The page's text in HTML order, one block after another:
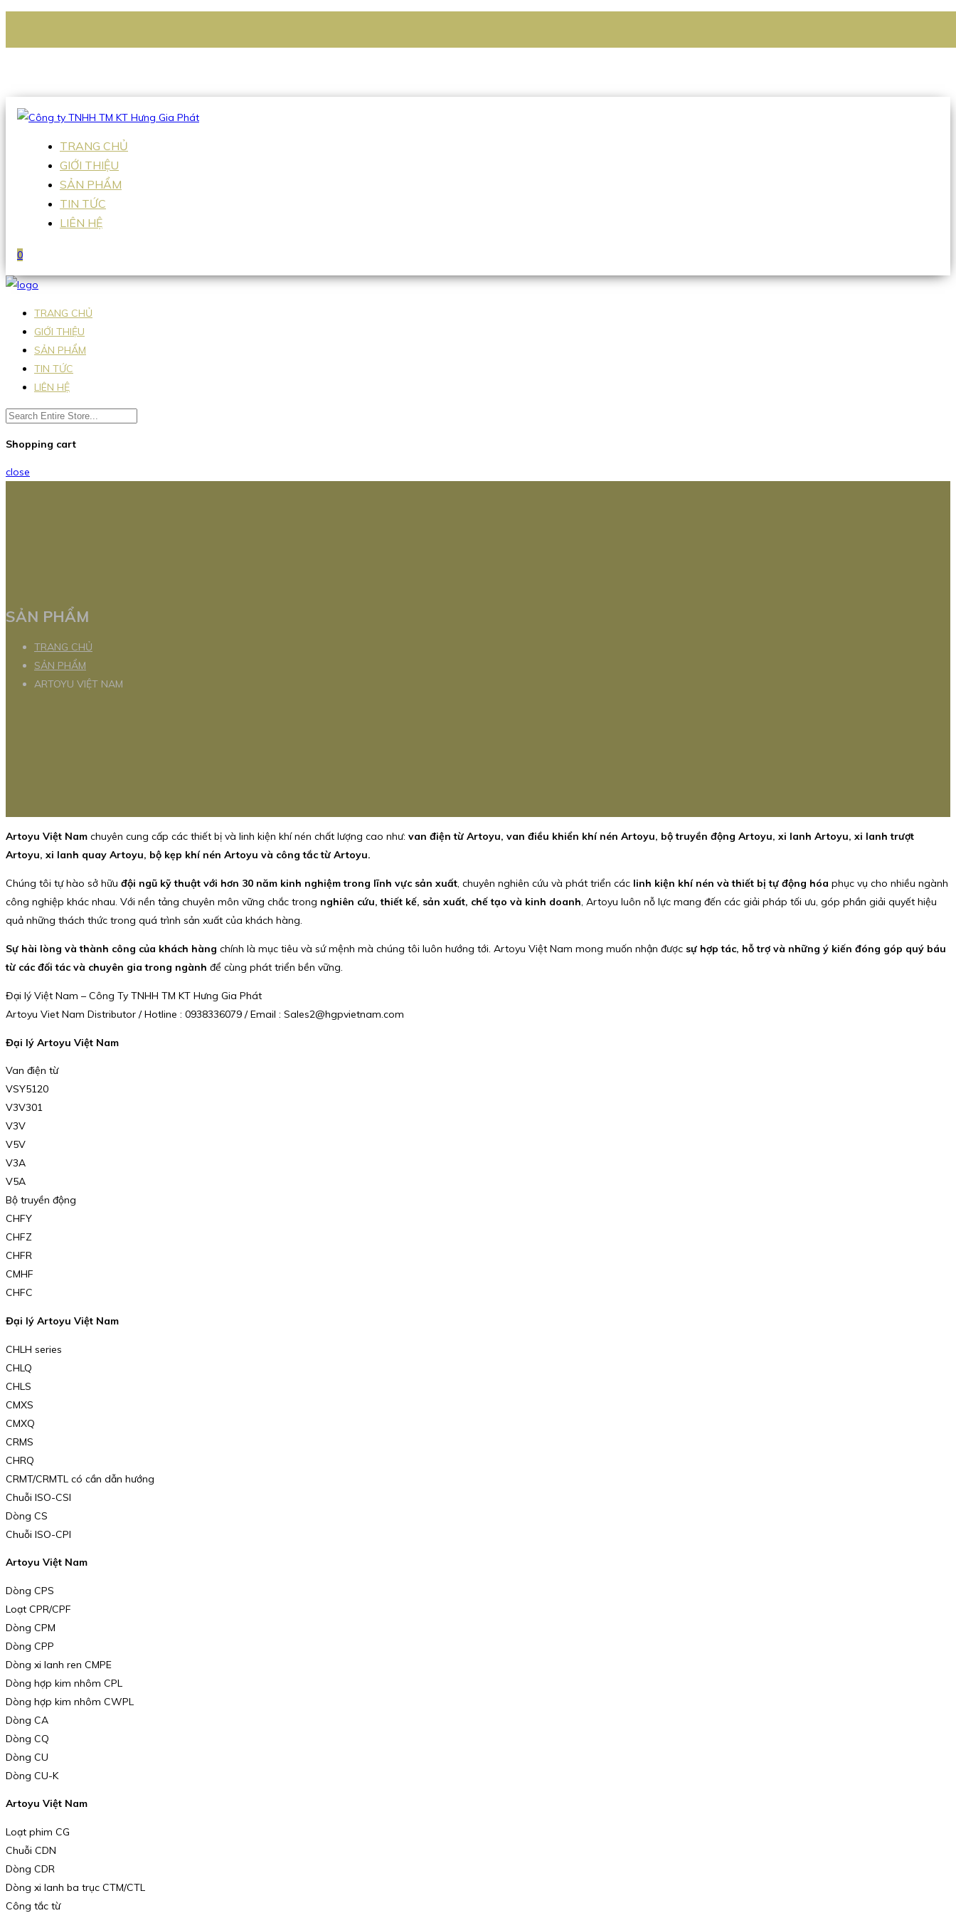
Hotline:0938 336 079
TRANG CHỦ
GIỚI THIỆU
SẢN PHẨM
TIN TỨC
LIÊN HỆ
0
TRANG CHỦ
GIỚI THIỆU
SẢN PHẨM
TIN TỨC
LIÊN HỆ
Shopping cart
close
SẢN PHẨM
TRANG CHỦ
SẢN PHẨM
ARTOYU VIỆT NAM
Artoyu Việt Nam chuyên cung cấp các thiết bị và linh kiện khí nén chất lượng cao như: van điện từ Artoyu, van điều khiển khí nén Artoyu, bộ truyền động Artoyu, xi lanh Artoyu, xi lanh trượt
Artoyu, xi lanh quay Artoyu, bộ kẹp khí nén Artoyu và công tắc từ Artoyu.
Chúng tôi tự hào sở hữu đội ngũ kỹ thuật với hơn 30 năm kinh nghiệm trong lĩnh vực sản xuất, chuyên nghiên cứu và phát triển các linh kiện khí nén và thiết bị tự động hóa phục vụ cho nhiều ngành
công nghiệp khác nhau. Với nền tảng chuyên môn vững chắc trong nghiên cứu, thiết kế, sản xuất, chế tạo và kinh doanh, Artoyu luôn nỗ lực mang đến các giải pháp tối ưu, góp phần giải quyết hiệu
quả những thách thức trong quá trình sản xuất của khách hàng.
Sự hài lòng và thành công của khách hàng chính là mục tiêu và sứ mệnh mà chúng tôi luôn hướng tới. Artoyu Việt Nam mong muốn nhận được sự hợp tác, hỗ trợ và những ý kiến đóng góp quý báu
từ các đối tác và chuyên gia trong ngành để cùng phát triển bền vững.
Đại lý Việt Nam – Công Ty TNHH TM KT Hưng Gia Phát
Artoyu Viet Nam Distributor / Hotline : 0938336079 / Email : Sales2@hgpvietnam.com
Đại lý Artoyu Việt Nam
Van điện từ
VSY5120
V3V301
V3V
V5V
V3A
V5A
Bộ truyền động
CHFY
CHFZ
CHFR
CMHF
CHFC
Đại lý Artoyu Việt Nam
CHLH series
CHLQ
CHLS
CMXS
CMXQ
CRMS
CHRQ
CRMT/CRMTL có cần dẫn hướng
Chuỗi ISO-CSI
Dòng CS
Chuỗi ISO-CPI
Artoyu Việt Nam
Dòng CPS
Loạt CPR/CPF
Dòng CPM
Dòng CPP
Dòng xi lanh ren CMPE
Dòng hợp kim nhôm CPL
Dòng hợp kim nhôm CWPL
Dòng CA
Dòng CQ
Dòng CU
Dòng CU-K
Artoyu Việt Nam
Loạt phim CG
Chuỗi CDN
Dòng CDR
Dòng xi lanh ba trục CTM/CTL
Công tắc từ